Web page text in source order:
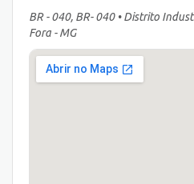
BR - 040, BR- 040 • Distrito
Fora - MG